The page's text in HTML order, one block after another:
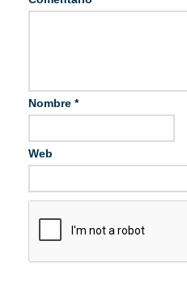
Nombre *
Web